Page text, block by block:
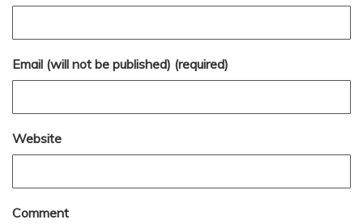
Email (will not be published) (required)
Website
Comment